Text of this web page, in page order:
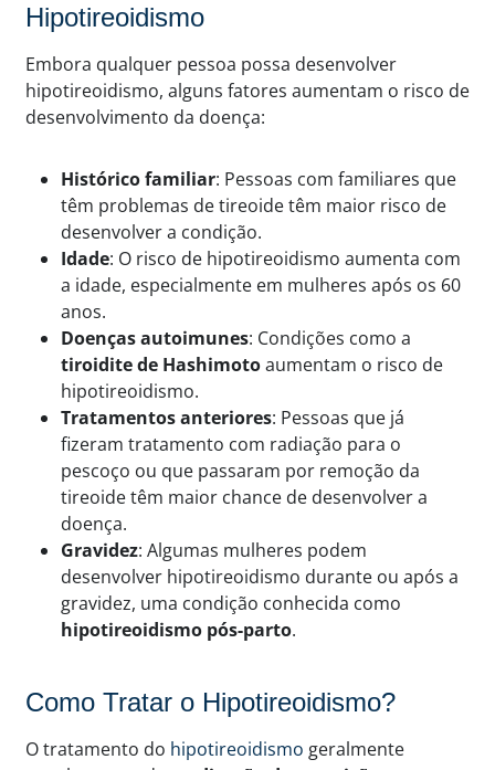
Hipotireoidismo
Embora qualquer pessoa possa desenvolver
hipotireoidismo, alguns fatores aumentam o risco de
desenvolvimento da doença:
Histórico familiar: Pessoas com familiares que
têm problemas de tireoide têm maior risco de
desenvolver a condição.
Idade: O risco de hipotireoidismo aumenta com
a idade, especialmente em mulheres após os 60
anos.
Doenças autoimunes: Condições como a
tiroidite de Hashimotoaumentam o risco de
hipotireoidismo.
Tratamentos anteriores: Pessoas que já
fizeram tratamento com radiação para o
pescoço ou que passaram por remoção da
tireoide têm maior chance de desenvolver a
doença.
Gravidez: Algumas mulheres podem
desenvolver hipotireoidismo durante ou após a
gravidez, uma condição conhecida como
hipotireoidismo pós-parto.
Como Tratar o Hipotireoidismo?
O tratamento do hipotireoidismo geralmente